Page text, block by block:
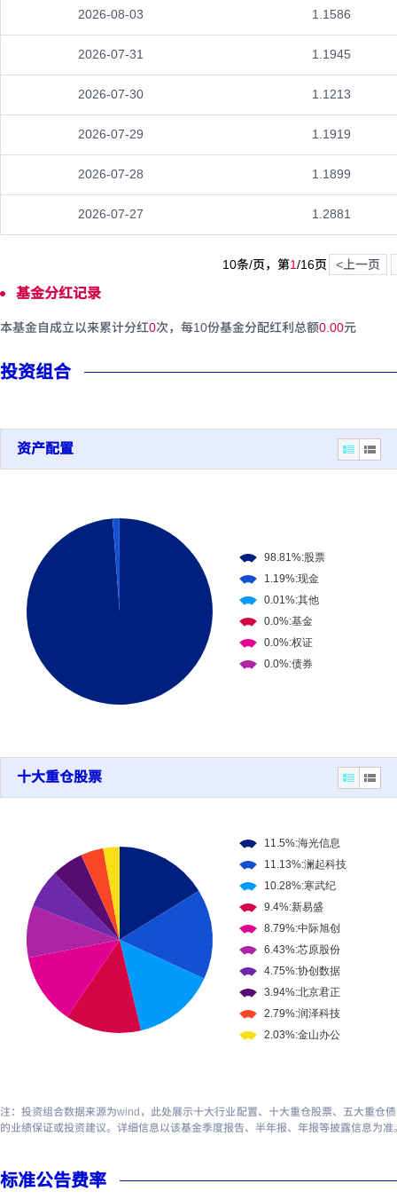
2026-08-03 1.1586
2026-07-31 1.1945
2026-07-30 1.1213
2026-07-29 1.1919
2026-07-28 1.1899
2026-07-27 1.2881
10条/页，第1/16页 <上一页
基金分红记录
本基金自成立以来累计分红0次，每10份基金分配红利总额0.00元
投资组合
资产配置
十大重仓股票
注：投资组合数据来源为wind，此处展示十大行业配置、十大重仓股票、五大重仓
的业绩保证或投资建议。详细信息以该基金季度报告、半年报、年报等披露信息为准
标准公告费率